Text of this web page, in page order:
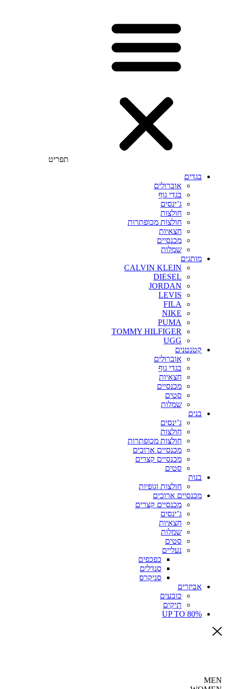
תפריט
בגדים
אוברולים
בגדי גוף
ג’ינסים
חולצות
חולצות מכופתרות
חצאיות
מכנסיים
שמלות
מותגים
CALVIN KLEIN
DIESEL
JORDAN
LEVIS
FILA
NIKE
PUMA
TOMMY HILFIGER
UGG
קטנטנים
אוברולים
בגדי גוף
חצאיות
מכנסיים
סטים
שמלות
בנים
ג’ינסים
חולצות
חולצות מכופתרות
מכנסיים ארוכים
מכנסיים קצרים
סטים
בנות
חולצות וגופיות
מכנסיים ארוכים
מכנסיים קצרים
ג’ינסים
חצאיות
שמלות
סטים
נעליים
כפכפים
סנדלים
סניקרס
אביזרים
כובעים
תיקים
UP TO 80%
MEN